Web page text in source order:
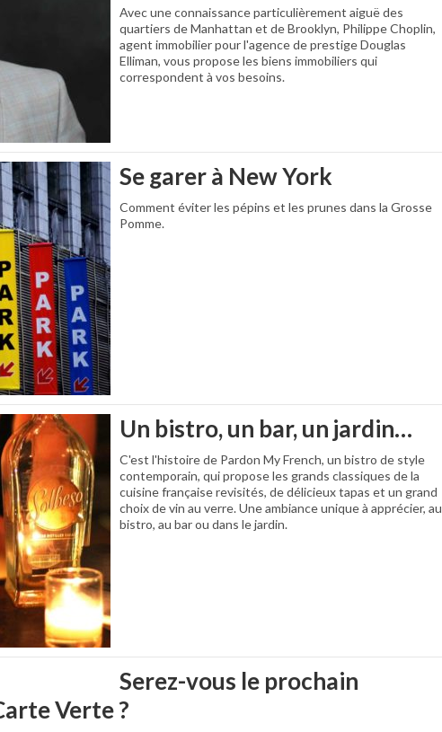
Avec une connaissance particulièrement aiguë des
quartiers de Manhattan et de Brooklyn, Philippe Choplin,
agent immobilier pour l'agence de prestige Douglas
Elliman, vous propose les biens immobiliers qui
correspondent à vos besoins.
Se garer à New York
Comment éviter les pépins et les prunes dans la Grosse
Pomme.
Un bistro, un bar, un jardin…
C'est l'histoire de Pardon My French, un bistro de style
contemporain, qui propose les grands classiques de la
cuisine française revisités, de délicieux tapas et un grand
choix de vin au verre. Une ambiance unique à apprécier, au
bistro, au bar ou dans le jardin.
Serez-vous le prochain
Verte ?